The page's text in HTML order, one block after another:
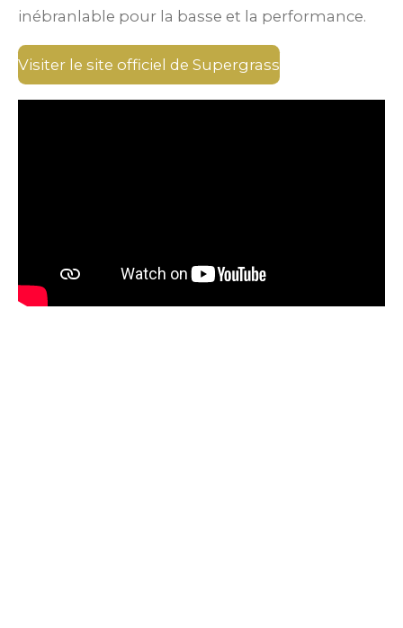
inébranlable pour la basse et la performance.
Visiter le site officiel de Supergrass